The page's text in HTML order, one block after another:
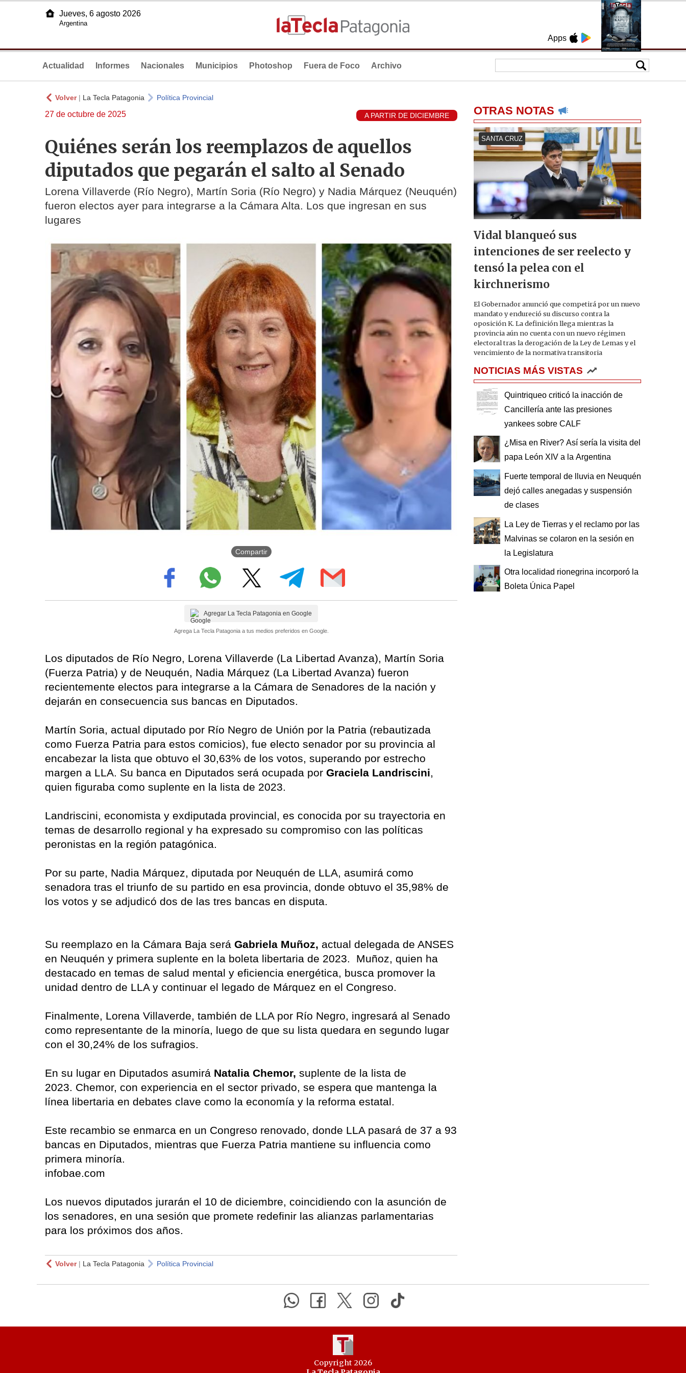
Apps
Jueves, 6 agosto 2026
Argentina
Actualidad Informes Nacionales Municipios Photoshop Fuera de Foco Archivo
Volver| La Tecla Patagonia Política Provincial
27 de octubre de 2025 A PARTIR DE DICIEMBRE
Quiénes serán los reemplazos de aquellos
diputados que pegarán el salto al Senado
Lorena Villaverde (Río Negro), Martín Soria (Río Negro) y Nadia Márquez (Neuquén)
fueron electos ayer para integrarse a la Cámara Alta. Los que ingresan en sus
lugares
Compartir
Agregar La Tecla Patagonia en Google
Agrega La Tecla Patagonia a tus medios preferidos en Google.
Los diputados de Río Negro, Lorena Villaverde (La Libertad Avanza), Martín Soria
(Fuerza Patria) y de Neuquén, Nadia Márquez (La Libertad Avanza) fueron
recientemente electos para integrarse a la Cámara de Senadores de la nación y
dejarán en consecuencia sus bancas en Diputados.
Martín Soria, actual diputado por Río Negro de Unión por la Patria (rebautizada
como Fuerza Patria para estos comicios), fue electo senador por su provincia al
encabezar la lista que obtuvo el 30,63% de los votos, superando por estrecho
margen a LLA. Su banca en Diputados será ocupada por Graciela Landriscini,
quien figuraba como suplente en la lista de 2023.
Landriscini, economista y exdiputada provincial, es conocida por su trayectoria en
temas de desarrollo regional y ha expresado su compromiso con las políticas
peronistas en la región patagónica.
Por su parte, Nadia Márquez, diputada por Neuquén de LLA, asumirá como
senadora tras el triunfo de su partido en esa provincia, donde obtuvo el 35,98% de
los votos y se adjudicó dos de las tres bancas en disputa.
Su reemplazo en la Cámara Baja será Gabriela Muñoz, actual delegada de ANSES
en Neuquén y primera suplente en la boleta libertaria de 2023. Muñoz, quien ha
destacado en temas de salud mental y eficiencia energética, busca promover la
unidad dentro de LLA y continuar el legado de Márquez en el Congreso.
Finalmente, Lorena Villaverde, también de LLA por Río Negro, ingresará al Senado
como representante de la minoría, luego de que su lista quedara en segundo lugar
con el 30,24% de los sufragios.
En su lugar en Diputados asumirá Natalia Chemor, suplente de la lista de
2023. Chemor, con experiencia en el sector privado, se espera que mantenga la
línea libertaria en debates clave como la economía y la reforma estatal.
Este recambio se enmarca en un Congreso renovado, donde LLA pasará de 37 a 93
bancas en Diputados, mientras que Fuerza Patria mantiene su influencia como
primera minoría.
infobae.com
Los nuevos diputados jurarán el 10 de diciembre, coincidiendo con la asunción de
los senadores, en una sesión que promete redefinir las alianzas parlamentarias
para los próximos dos años.
Volver| La Tecla Patagonia Política Provincial
OTRAS NOTAS
SANTA CRUZ
Vidal blanqueó sus
intenciones de ser reelecto y
tensó la pelea con el
kirchnerismo
El Gobernador anunció que competirá por un nuevo
mandato y endureció su discurso contra la
oposición K. La definición llega mientras la
provincia aún no cuenta con un nuevo régimen
electoral tras la derogación de la Ley de Lemas y el
vencimiento de la normativa transitoria
NOTICIAS MÁS VISTAS
Quintriqueo criticó la inacción de
Cancillería ante las presiones
yankees sobre CALF
¿Misa en River? Así sería la visita del
papa León XIV a la Argentina
Fuerte temporal de lluvia en Neuquén
dejó calles anegadas y suspensión
de clases
La Ley de Tierras y el reclamo por las
Malvinas se colaron en la sesión en
la Legislatura
Otra localidad rionegrina incorporó la
Boleta Única Papel
Copyright 2026